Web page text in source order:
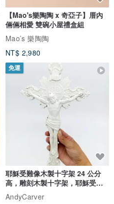
【Mao's樂陶陶 x 奇亞子】厝內
倆倆相愛 雙碗小屋禮盒組
Mao’s 樂陶陶
NT$ 2,980
免運
耶穌受難像木製十字架 24 公分
高，雕刻木製十字架，耶穌受難
像天主教十字架
AndyCarver